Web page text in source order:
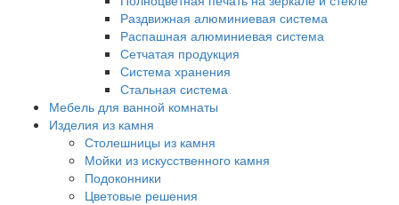
Раздвижная алюминиевая система
Распашная алюминиевая система
Сетчатая продукция
Система хранения
Стальная система
Мебель для ванной комнаты
Изделия из камня
Столешницы из камня
Мойки из искусственного камня
Подоконники
Цветовые решения